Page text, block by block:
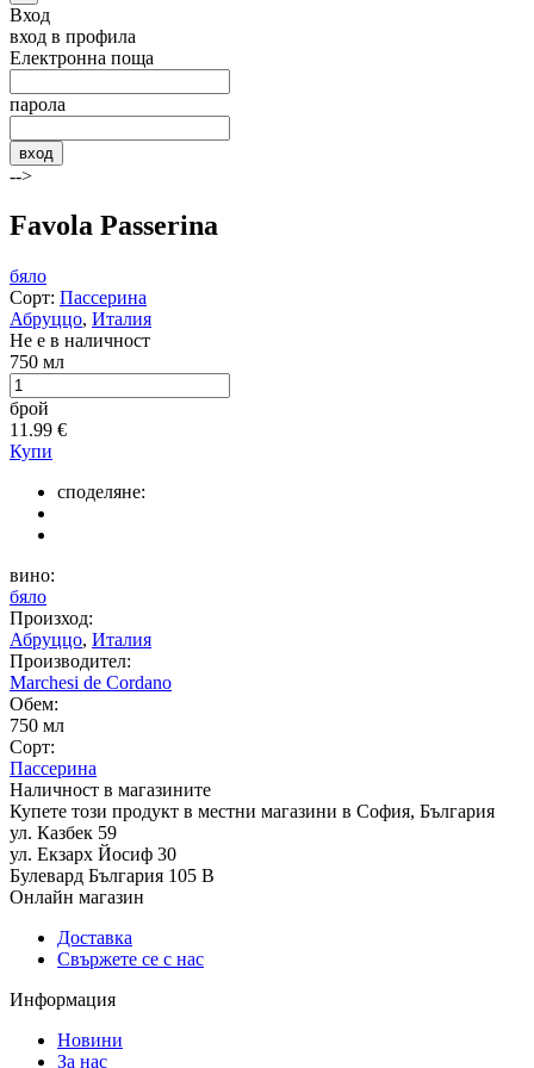
Вход
вход в профила
Електронна поща
парола
вход
-->
Favola Passerina
бяло
Сорт: Пассерина
Абруццо, Италия
Не е в наличност
750 мл
брой
11.99 €
Купи
споделяне:
вино:
бяло
Произход:
Абруццо, Италия
Производител:
Marchesi de Cordano
Обем:
750 мл
Сорт:
Пассерина
Наличност в магазините
Купете този продукт в местни магазини в София, България
ул. Казбек 59
ул. Екзарх Йосиф 30
Булевард България 105 В
Онлайн магазин
Доставка
Свържете се с нас
Информация
Новини
За нас